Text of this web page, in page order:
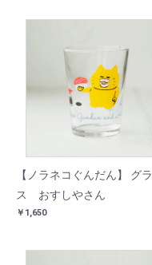
【ノラネコぐんだん】 グラ
ス おすしやさん
￥1,650